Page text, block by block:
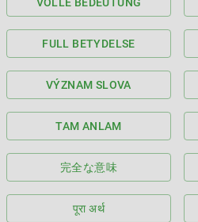
FULL BETYDELSE
VÝZNAM SLOVA
TAM ANLAM
完全な意味
पूरा अर्थ